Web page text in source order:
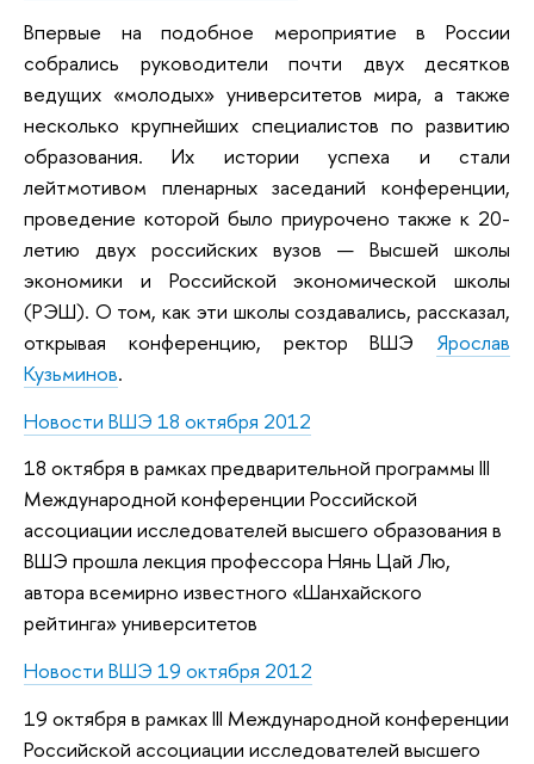
Впервые на подобное мероприятие в России
собрались руководители почти двух десятков
ведущих «молодых» университетов мира, а также
несколько крупнейших специалистов по развитию
образования. Их истории успеха и стали
лейтмотивом пленарных заседаний конференции,
проведение которой было приурочено также к 20-
летию двух российских вузов — Высшей школы
экономики и Российской экономической школы
(РЭШ). О том, как эти школы создавались, рассказал,
открывая конференцию, ректор ВШЭ Ярослав
Кузьминов.
Новости ВШЭ 18 октября 2012
18 октября в рамках предварительной программы III
Международной конференции Российской
ассоциации исследователей высшего образования в
ВШЭ прошла лекция профессора Нянь Цай Лю,
автора всемирно известного «Шанхайского
рейтинга» университетов
Новости ВШЭ 19 октября 2012
19 октября в рамках III Международной конференции
Российской ассоциации исследователей высшего